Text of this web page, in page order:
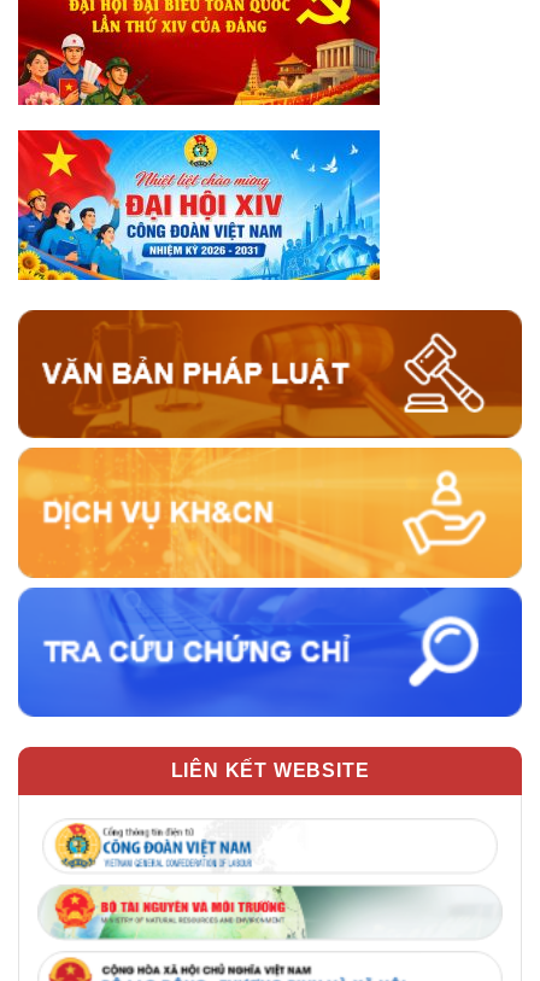
LIÊN KẾT WEBSITE